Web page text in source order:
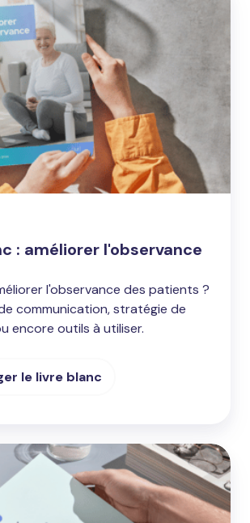
: améliorer l'observance
l'observance des patients ?
communication, stratégie de
encore outils à utiliser.
le livre blanc